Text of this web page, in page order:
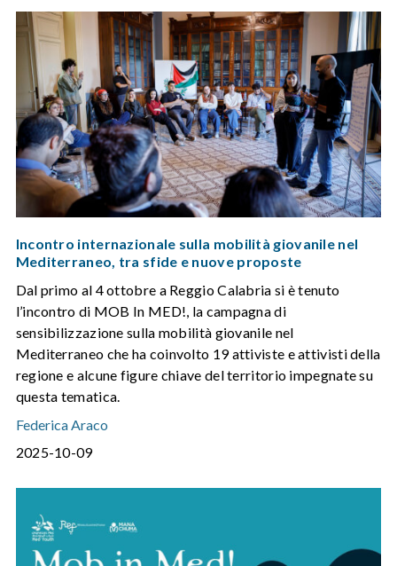
Incontro internazionale sulla mobilità giovanile nel
Mediterraneo, tra sfide e nuove proposte
Dal primo al 4 ottobre a Reggio Calabria si è tenuto
l’incontro di MOB In MED!, la campagna di
sensibilizzazione sulla mobilità giovanile nel
Mediterraneo che ha coinvolto 19 attiviste e attivisti della
regione e alcune figure chiave del territorio impegnate su
questa tematica.
Federica Araco
2025-10-09